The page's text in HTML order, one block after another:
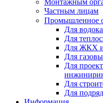
Частным лицам
Промышленное
Для
Для
Для ЖКХ
Для
Для
Для
Для